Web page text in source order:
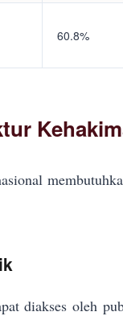
60.8%
diakses oleh